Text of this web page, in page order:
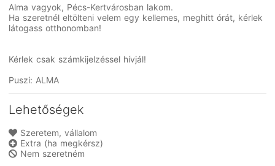
Alma vagyok, Pécs-Kertvárosban lakom.
Ha szeretnél eltölteni velem egy kellemes, meghitt órát, kérlek
látogass otthonomban!
Kérlek csak számkijelzéssel hívjál!
Puszi: ALMA
Lehetőségek
Szeretem, vállalom
Extra (ha megkérsz)
Nem szeretném